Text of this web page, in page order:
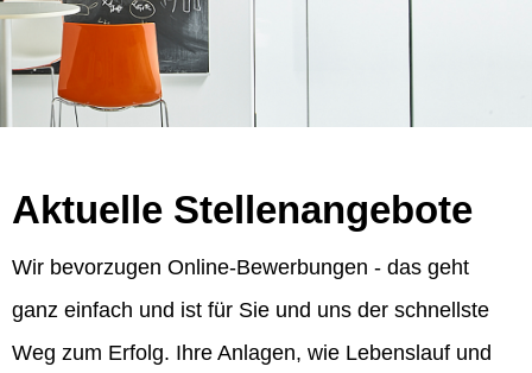
Aktuelle Stellenangebote
Wir bevorzugen Online-Bewerbungen - das geht
ganz einfach und ist für Sie und uns der schnellste
Weg zum Erfolg. Ihre Anlagen, wie Lebenslauf und